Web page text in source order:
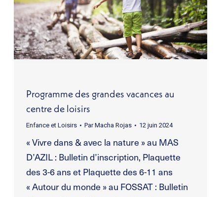
Programme des grandes vacances au
centre de loisirs
Enfance et Loisirs ParMacha Rojas 12 juin 2024
« Vivre dans & avec la nature » au MAS
D’AZIL : Bulletin d’inscription, Plaquette
des 3-6 ans et Plaquette des 6-11 ans
« Autour du monde » au FOSSAT : Bulletin